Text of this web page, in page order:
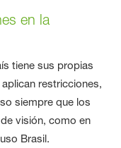
en la
tiene sus propias
restricciones,
siempre que los
visión, como en
Brasil.